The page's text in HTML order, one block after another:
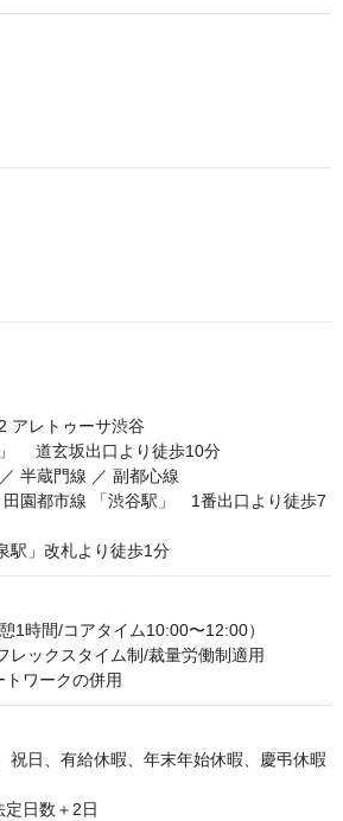
アレトゥーサ渋谷
　道玄坂出口より徒歩10分
半蔵門線 ／ 副都心線
都市線 「渋谷駅」　1番出口より徒歩7
駅」改札より徒歩1分
1時間/コアタイム10:00〜12:00）
ックスタイム制/裁量労働制適用
ワークの併用
祝日、有給休暇、年末年始休暇、慶弔休暇
日数＋2日